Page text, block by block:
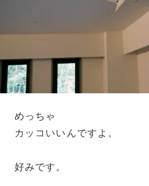
めっちゃ
カッコいいんですよ。
好みです。